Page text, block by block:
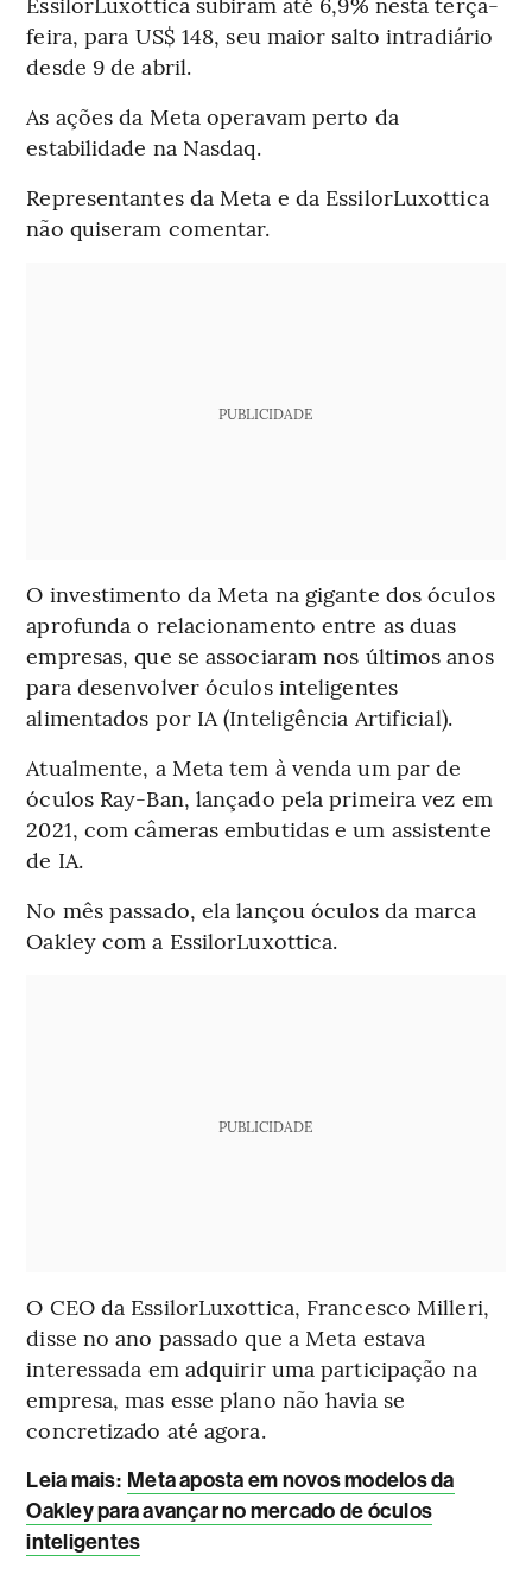
feira, para US$ 148, seu maior salto intradiário
desde 9 de abril.
As ações da Meta operavam perto da
estabilidade na Nasdaq.
Representantes da Meta e da EssilorLuxottica
não quiseram comentar.
PUBLICIDADE
O investimento da Meta na gigante dos óculos
aprofunda o relacionamento entre as duas
empresas, que se associaram nos últimos anos
para desenvolver óculos inteligentes
alimentados por IA (Inteligência Artificial).
Atualmente, a Meta tem à venda um par de
óculos Ray-Ban, lançado pela primeira vez em
2021, com câmeras embutidas e um assistente
de IA.
No mês passado, ela lançou óculos da marca
Oakley com a EssilorLuxottica.
PUBLICIDADE
O CEO da EssilorLuxottica, Francesco Milleri,
disse no ano passado que a Meta estava
interessada em adquirir uma participação na
empresa, mas esse plano não havia se
concretizado até agora.
Leia mais: Meta aposta em novos modelos da
Oakley para avançar no mercado de óculos
inteligentes